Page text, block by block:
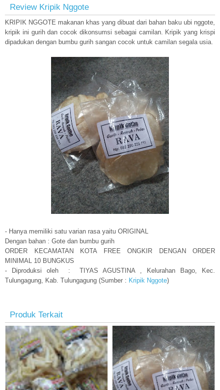
Review Kripik Nggote
KRIPIK NGGOTE makanan khas yang dibuat dari bahan baku ubi nggote,
kripik ini gurih dan cocok dikonsumsi sebagai camilan. Kripik yang krispi
dipadukan dengan bumbu gurih sangan cocok untuk camilan segala usia.
- Hanya memiliki satu varian rasa yaitu ORIGINAL
Dengan bahan : Gote dan bumbu gurih
ORDER KECAMATAN KOTA FREE ONGKIR DENGAN ORDER
MINIMAL 10 BUNGKUS
- Diproduksi oleh : TIYAS AGUSTINA , Kelurahan Bago, Kec.
Tulungagung, Kab. Tulungagung (Sumber : Kripik Nggote)
Produk Terkait